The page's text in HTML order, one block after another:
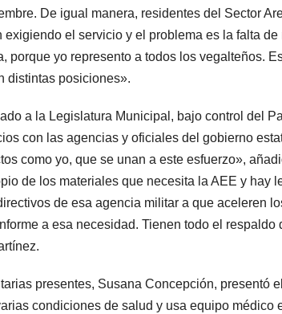
De igual manera, residentes del Sector
el servicio y el problema es la falta
porque yo represento a todos los vegalteños.
distintas posiciones».
a la Legislatura Municipal, bajo control del
con las agencias y oficiales del gobierno
como yo, que se unan a este esfuerzo»,
de los materiales que necesita la AEE y hay
de esa agencia militar a que aceleren
a esa necesidad. Tienen todo el respaldo
presentes, Susana Concepción, presentó
condiciones de salud y usa equipo médico